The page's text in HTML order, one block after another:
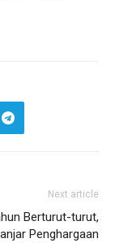
Next article
Berturut-turut,
Penghargaan